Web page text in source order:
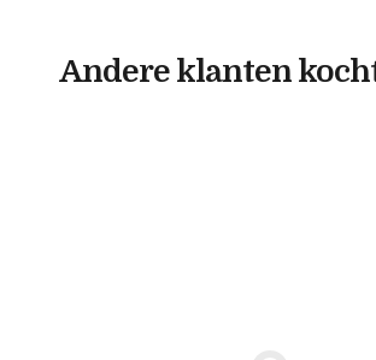
Andere klanten